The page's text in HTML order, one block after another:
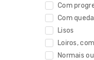
Com
Com queda
Lisos
Loiros,
Normais